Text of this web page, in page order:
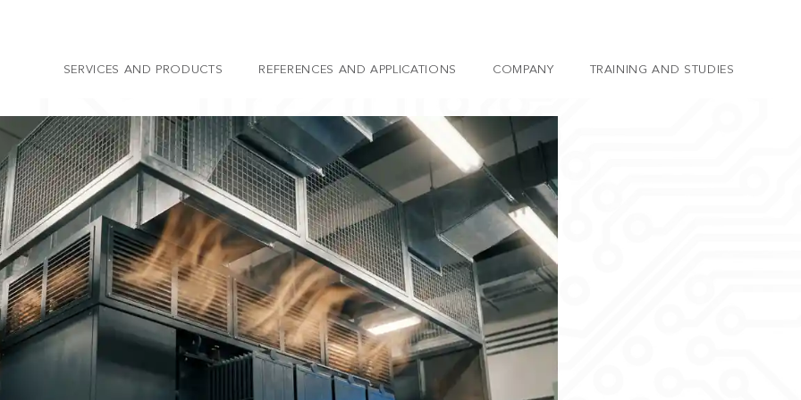
SERVICES AND PRODUCTS REFERENCES AND APPLICATIONS COMPANY TRAINING AND STUDIES